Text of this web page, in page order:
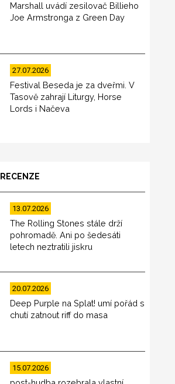
Marshall uvádí zesilovač Billieho
Joe Armstronga z Green Day
27.07.2026
Festival Beseda je za dveřmi. V
Tasově zahrají Liturgy, Horse
Lords i Načeva
13.07.2026
The Rolling Stones stále drží
pohromadě. Ani po šedesáti
letech neztratili jiskru
20.07.2026
Deep Purple na Splat! umí pořád s
chutí zatnout riff do masa
15.07.2026